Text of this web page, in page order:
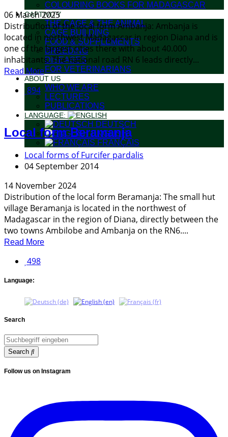
COLOURING BOOKS FOR MADAGASCAR
CAPTIVITY
THE CAGE & THE ANIMAL
CAGE BUILDING
FOOD & SUPPLEMENTS
BREEDING
DISEASES
FOR VETERINARIANS
ABOUT US
WHO WE ARE
LECTURES
PUBLICATIONS
LANGUAGE:
DEUTSCH
ENGLISH
FRANÇAIS
06 March 2025
Distribution of the local form Ambanja: Ambanja is
located in northwest Madagascar in region Diana and is
one of the largest cities there with about 40.000
inhabitants. The national road RN 6 leads directly...
Read More
894
Local form Beramanja
Local forms of Furcifer pardalis
04 September 2014
14 November 2024
Distribution of the local form Beramanja: The small hut
village Beramanja is located in the northwest of
Madagascar in the region of Diana, directly between the
two towns Ambilobe and Ambanja on the RN6....
Read More
498
Language:
Search
Search
Follow us on Instagram